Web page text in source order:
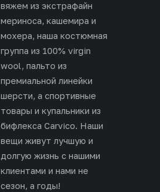
вяжем из экстрафайн
мериноса, кашемира и
мохера, наша костюмная
группа из 100% virgin
wool, пальто из
премиальной линейки
шерсти, а спортивные
товары и купальники из
бифлекса Carvico. Наши
вещи живут лучшую и
долгую жизнь с нашими
клиентами и нами не
сезон, а годы!